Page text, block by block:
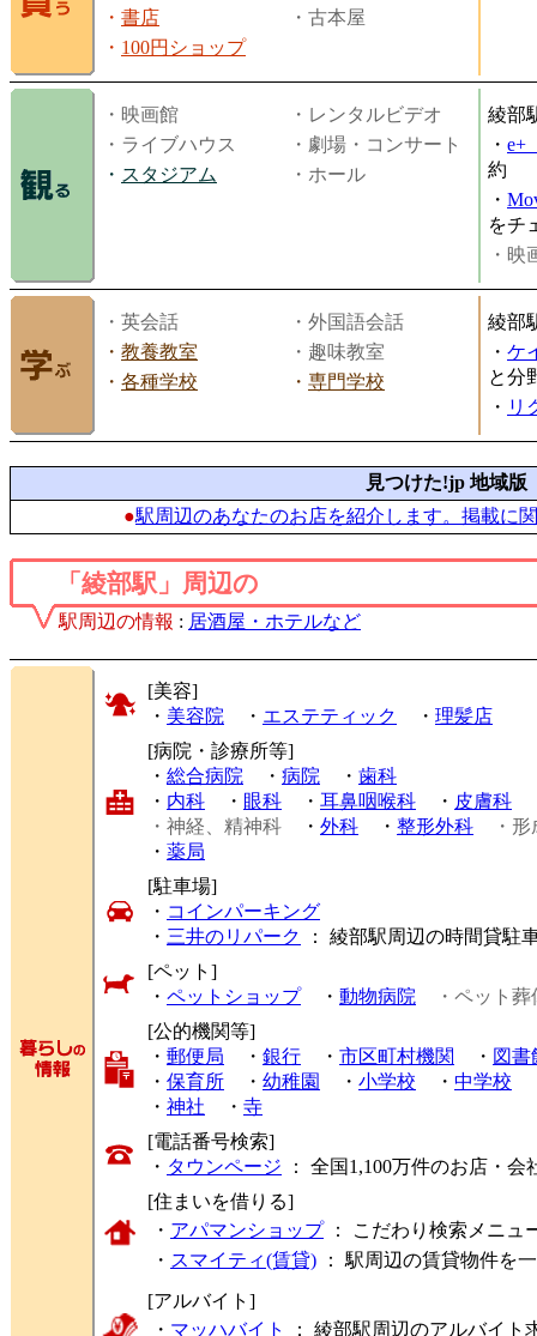
・ 書店
・古本屋
・ 100円ショップ
・映画館
・レンタルビデオ
・ライブハウス
・劇場・コンサート
・ スタジアム ・ホール
綾部
・ e+
約
・
をチ
・映
・英会話
・外国語会話
・ 教養教室
・趣味教室
・ 各種学校 ・ 専門学校
綾部
・ ケ
と分
・ リ
見つけた!jp 地域版
●駅周辺のあなたのお店を紹介します。掲載に
「綾部駅」周辺の
駅周辺の情報 : 居酒屋・ホテルなど
[美容]
・ 美容院 ・ エステティック ・ 理髪店
[病院・診療所等]
・ 総合病院 ・ 病院 ・ 歯科
・ 内科 ・ 眼科 ・ 耳鼻咽喉科 ・ 皮膚科
・神経、精神科 ・ 外科 ・ 整形外科
・
・ 薬局
[駐車場]
・ コインパーキング
・ 三井のリパーク
： 綾部駅周辺の時間貸駐
[ペット]
・ ペットショップ・ 動物病院
・ペット葬
[公的機関等]
・ 郵便局 ・ 銀行 ・ 市区町村機関 ・ 図書
・ 保育所 ・ 幼稚園 ・ 小学校 ・ 中学校
・ 神社 ・ 寺
[電話番号検索]
・ タウンページ ： 全国1,100万件のお店・
[住まいを借りる]
・ アパマンショップ： こだわり検索メニュ
・ スマイティ(賃貸) ： 駅周辺の賃貸物件を
[アルバイト]
・ マッハバイト ： 綾部駅周辺のアルバイト